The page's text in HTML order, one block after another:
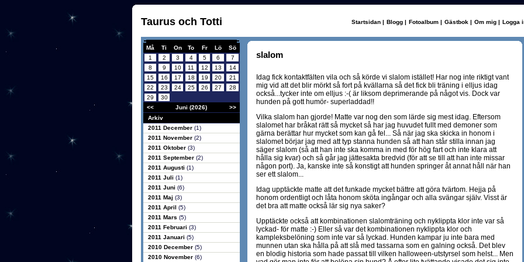
Taurus och Totti Startsidan | Blogg | Fotoalbum | Gästbok | Om mig | Logga
Må Ti On To Fr Lö
Sö
1
2 3 4 5 6
7
8
9 10 11 12 13
14
15
16 17 18 19 20
21
22
23 24 25 26 27
28
29
30
<<
Juni (2026)
>>
Arkiv
2011 December (1)
2011 November (2)
2011 Oktober (3)
2011 September (2)
2011 Augusti (1)
2011 Juli (1)
2011 Juni (6)
2011 Maj (3)
2011 April (5)
2011 Mars (5)
2011 Februari (3)
2011 Januari (5)
2010 December (5)
2010 November (6)
slalom
Idag fick kontaktfälten vila och så körde vi slalom istället! Har nog inte riktigt vant
mig vid att det blir mörkt så fort på kvällarna så det fick bli träning i elljus idag
också...tycker inte om elljus :-( är liksom deprimerande på något vis. Dock var
hunden på gott humör- superladdad!!
Vilka slalom han gjorde! Matte var nog den som lärde sig mest idag. Eftersom
slalomet har bråkat rätt så mycket så har jag huvudet fullt med demoner som
gärna berättar hur mycket som kan gå fel... Så när jag ska skicka in honom i
slalomet börjar jag med att typ stanna hunden så att han står stilla innan jag
säger slalom (så att han inte ska komma in med för hög fart och inte klara att
hålla sig kvar) och så går jag jättesakta bredvid (för att se till att han inte missar
någon port). Ja, kanske inte så konstigt att hunden springer åt annat håll när han
ser ett slalom...
Idag upptäckte matte att det funkade mycket bättre att göra tvärtom. Hejja på
honom ordentligt och låta honom sköta ingångar och alla svängar själv. Visst är
det bra att matte också lär sig nya saker?
Upptäckte också att kombinationen slalomträning och nyklippta klor inte var så
lyckad- för matte :-) Eller så var det kombinationen nyklippta klor och
kampleksbelöning som inte var så lyckad. Hunden kampar ju inte bara med
munnen utan ska hålla på att slå med tassarna som en galning också. Det blev
en blodig historia som hade passat till vilken halloween-utstyrsel som helst... Men